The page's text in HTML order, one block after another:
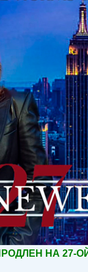
НА 27-